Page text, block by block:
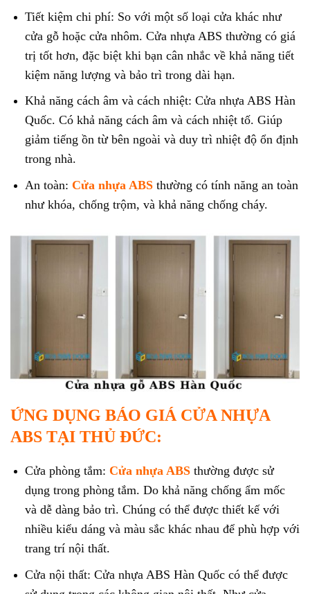
Tiết kiệm chi phí: So với một số loại cửa khác như
cửa gỗ hoặc cửa nhôm. Cửa nhựa ABS thường có giá
trị tốt hơn, đặc biệt khi bạn cân nhắc về khả năng tiết
kiệm năng lượng và bảo trì trong dài hạn.
Khả năng cách âm và cách nhiệt: Cửa nhựa ABS Hàn
Quốc. Có khả năng cách âm và cách nhiệt tố. Giúp
giảm tiếng ồn từ bên ngoài và duy trì nhiệt độ ổn định
trong nhà.
An toàn: Cửa nhựa ABSthường có tính năng an toàn
như khóa, chống trộm, và khả năng chống cháy.
ỨNG DỤNG BÁO GIÁ CỬA NHỰA
ABS TẠI THỦ ĐỨC:
Cửa phòng tắm: Cửa nhựa ABSthường được sử
dụng trong phòng tắm. Do khả năng chống ẩm mốc
và dễ dàng bảo trì. Chúng có thể được thiết kế với
nhiều kiểu dáng và màu sắc khác nhau để phù hợp với
trang trí nội thất.
Cửa nội thất: Cửa nhựa ABS Hàn Quốc có thể được